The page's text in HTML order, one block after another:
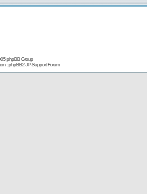
phpBB Group
:phpBB2 JP Support Forum